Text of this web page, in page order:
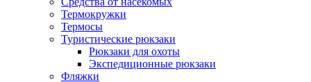
Термокружки
Термосы
Туристические рюкзаки
Рюкзаки для охоты
Экспедиционные рюкзаки
Фляжки